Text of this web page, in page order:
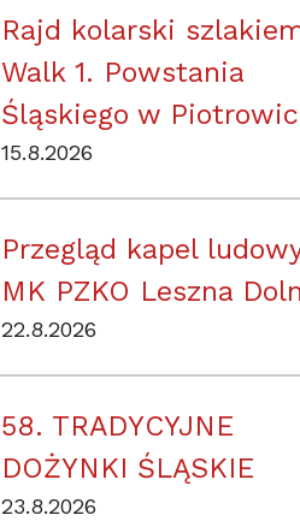
Rajd kolarski
Walk 1. Powstania
Śląskiego w
15.8.2026
Przegląd kapel
MK PZKO Leszna
22.8.2026
58. TRADYCYJNE
DOŻYNKI ŚLĄSKIE
23.8.2026